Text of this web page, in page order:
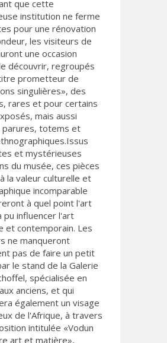
que cette
institution ne ferme
pour une rénovation
les visiteurs de
une occasion
découvrir, regroupés
prometteur de
singulières», des
rares et pour certains
mais aussi
parures, totems et
et mystérieuses
du musée, ces pièces
la valeur culturelle et
incomparable
à quel point l'art
pu influencer l'art
et contemporain. Les
ne manqueront
pas de faire un petit
le stand de la Galerie
spécialisée en
anciens, et qui
également un visage
de l'Afrique, à travers
intitulée «Vodun
art et matière»,